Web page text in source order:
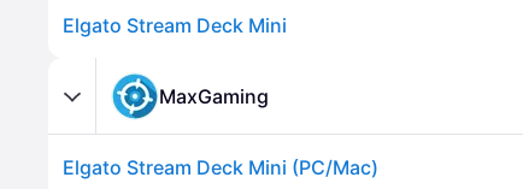
Elgato Stream Deck Mini
MaxGaming
Elgato Stream Deck Mini (PC/Mac)